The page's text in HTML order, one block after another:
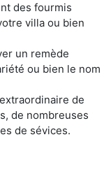
des fourmis
villa ou bien
un remède
ou bien le nom
de
de nombreuses
de sévices.